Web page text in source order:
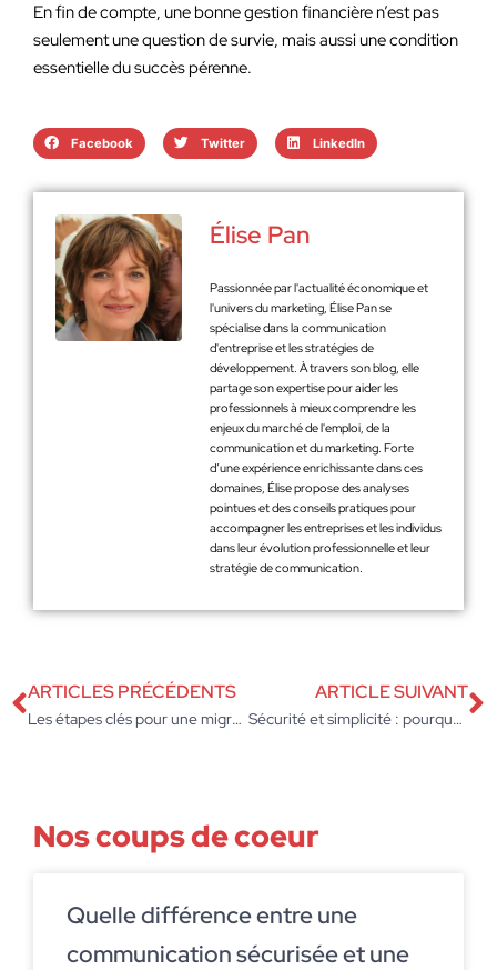
En fin de compte, une bonne gestion financière n’est pas
seulement une question de survie, mais aussi une condition
essentielle du succès pérenne.
Facebook Twitter LinkedIn
Élise Pan
Passionnée par l'actualité économique et
l'univers du marketing, Élise Pan se
spécialise dans la communication
d'entreprise et les stratégies de
développement. À travers son blog, elle
partage son expertise pour aider les
professionnels à mieux comprendre les
enjeux du marché de l'emploi, de la
communication et du marketing. Forte
d’une expérience enrichissante dans ces
domaines, Élise propose des analyses
pointues et des conseils pratiques pour
accompagner les entreprises et les individus
dans leur évolution professionnelle et leur
stratégie de communication.
ARTICLES PRÉCÉDENTS
Les étapes clés pour une migration Prestashop 8 efficace
ARTICLE SUIVANT
Sécurité et simplicité : pourquoi choisir le coffre-fort numérique arkevia ?
Nos coups de coeur
Quelle différence entre une
communication sécurisée et une